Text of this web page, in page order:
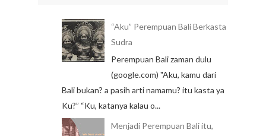
“Aku” Perempuan Bali Berkasta
Sudra
Perempuan Bali zaman dulu
(google.com) "Aku, kamu dari
Bali bukan? a pasih arti namamu? itu kasta ya
Ku?” “Ku, katanya kalau o...
Menjadi Perempuan Bali itu,